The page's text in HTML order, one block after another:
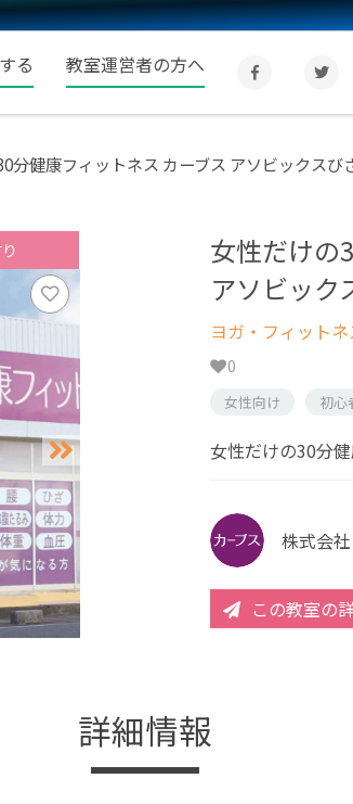
る 教室運営者の方へ
分健康フィットネス カーブス アソビックスび
女性だけの
アソビック
ヨガ・フィットネ
0
女性向け 初心
女性だけの30分
株式会
この教室の
詳細情報